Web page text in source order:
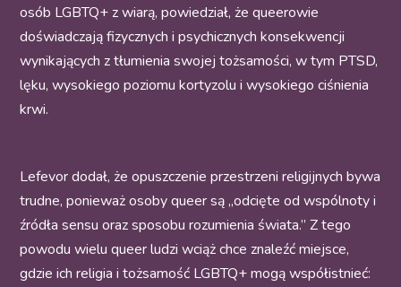
osób LGBTQ+ z wiarą, powiedział, że queerowie
doświadczają fizycznych i psychicznych konsekwencji
wynikających z tłumienia swojej tożsamości, w tym PTSD,
lęku, wysokiego poziomu kortyzolu i wysokiego ciśnienia
krwi.
Lefevor dodał, że opuszczenie przestrzeni religijnych bywa
trudne, ponieważ osoby queer są „odcięte od wspólnoty i
źródła sensu oraz sposobu rozumienia świata.” Z tego
powodu wielu queer ludzi wciąż chce znaleźć miejsce,
gdzie ich religia i tożsamość LGBTQ+ mogą współistnieć: